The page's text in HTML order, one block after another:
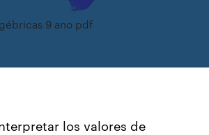
9 ano pdf
los valores de